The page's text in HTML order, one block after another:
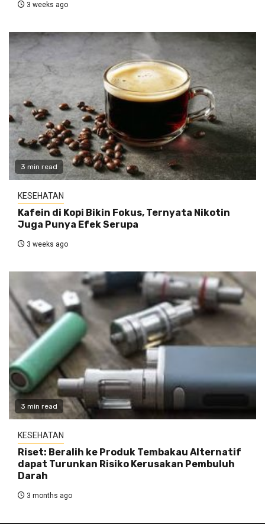
3 weeks ago
3 min read
KESEHATAN
Kafein di Kopi Bikin Fokus, Ternyata Nikotin
Juga Punya Efek Serupa
3 weeks ago
3 min read
KESEHATAN
Riset: Beralih ke Produk Tembakau Alternatif
dapat Turunkan Risiko Kerusakan Pembuluh
Darah
3 months ago